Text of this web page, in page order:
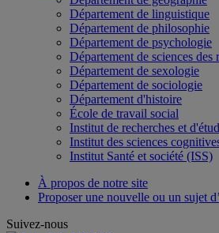
Département de linguistique
Département de philosophie
Département de psychologie
Département de sciences des
Département de sexologie
Département de sociologie
Département d'histoire
École de travail social
Institut de recherches et
Institut des sciences
Institut Santé et société (ISS)
À propos de notre site
Proposer une nouvelle ou un sujet
Suivez-nous